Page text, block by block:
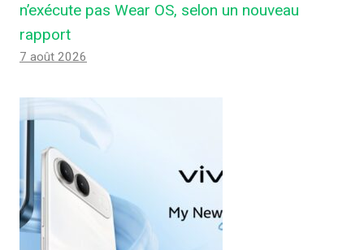
n’exécute pas Wear OS, selon un nouveau
rapport
7 août 2026